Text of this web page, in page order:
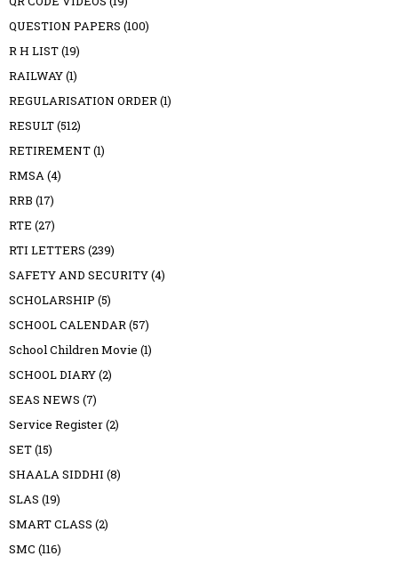
QUESTION PAPERS (100)
R H LIST(19)
RAILWAY(1)
REGULARISATION ORDER(1)
RESULT(512)
RETIREMENT(1)
RMSA(4)
RRB (17)
RTE (27)
RTI LETTERS (239)
SAFETY AND SECURITY(4)
SCHOLARSHIP (5)
SCHOOL CALENDAR(57)
School Children Movie (1)
SCHOOL DIARY(2)
SEAS NEWS (7)
Service Register(2)
SET(15)
SHAALA SIDDHI (8)
SLAS (19)
SMART CLASS (2)
SMC (116)